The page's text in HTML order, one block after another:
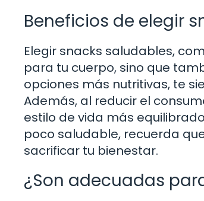
Beneficios de elegir
Elegir snacks saludables,
para tu cuerpo, sino que
opciones más nutritivas, te
Además, al reducir el
estilo de vida más
poco saludable, recuerda
sacrificar tu bienestar.
¿Son adecuadas